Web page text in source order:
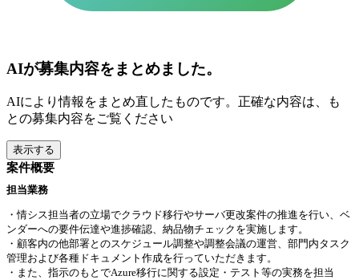
AIが募集内容をまとめました。
AIにより情報をまとめ直したものです。正確な内容は、も
との募集内容をご覧ください
表示する
案件概要
担当業務
・情シス担当者の立場でクラウド移行やサーバ更改案件の推進を行い、ベ
ンダーへの要件伝達や進捗確認、納品物チェックを実施します。
・顧客内の他部署とのスケジュール調整や調整会議の運営、部門内タスク
管理および各種ドキュメント作成を行っていただきます。
・また、指示のもとでAzure移行に関する設定・テスト等の実務を担当